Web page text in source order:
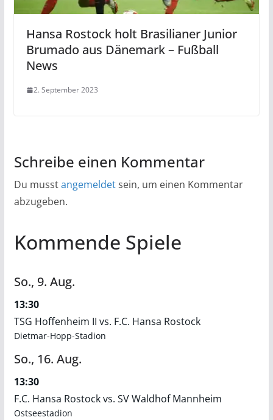
Hansa Rostock holt Brasilianer Junior
Brumado aus Dänemark – Fußball
News
2. September 2023
Schreibe einen Kommentar
Du musstangemeldetsein, um einen Kommentar
abzugeben.
Kommende Spiele
So., 9. Aug.
13:30
TSG Hoffenheim II vs. F.C. Hansa Rostock
Dietmar-Hopp-Stadion
So., 16. Aug.
13:30
F.C. Hansa Rostock vs. SV Waldhof Mannheim
Ostseestadion